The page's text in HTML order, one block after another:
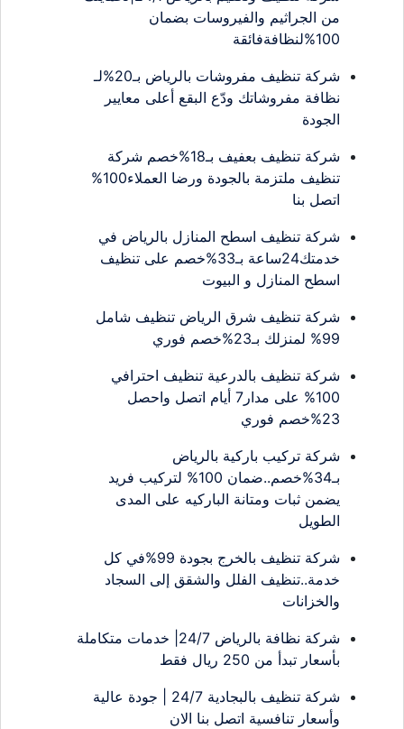
من الجراثيم والفيروسات بضمان
100%لنظافةفائقة
شركة تنظيف مفروشات بالرياض بـ20%لـ
نظافة مفروشاتك ودّع البقع أعلى معايير
الجودة
شركة تنظيف بعفيف بـ18%خصم شركة
تنظيف ملتزمة بالجودة ورضا العملاء100%
اتصل بنا
شركة تنظيف اسطح المنازل بالرياض في
خدمتك24ساعة بـ33%خصم على تنظيف
اسطح المنازل و البيوت
شركة تنظيف شرق الرياض تنظيف شامل
99% لمنزلك بـ23%خصم فوري
شركة تنظيف بالدرعية تنظيف احترافي
100% على مدار7 أيام اتصل واحصل
23%خصم فوري
شركة تركيب باركية بالرياض
بـ34%خصم..ضمان 100% لتركيب فريد
يضمن ثبات ومتانة الباركيه على المدى
الطويل
شركة تنظيف بالخرج بجودة 99%في كل
خدمة..تنظيف الفلل والشقق إلى السجاد
والخزانات
شركة نظافة بالرياض 24/7| خدمات متكاملة
بأسعار تبدأ من 250 ريال فقط
شركة تنظيف بالبجادية 24/7 | جودة عالية
وأسعار تنافسية اتصل بنا الان